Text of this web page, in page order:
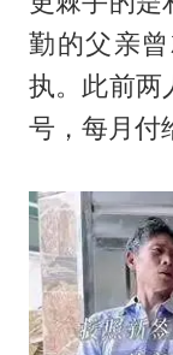
勤的父亲
执。此前两
号，每月付